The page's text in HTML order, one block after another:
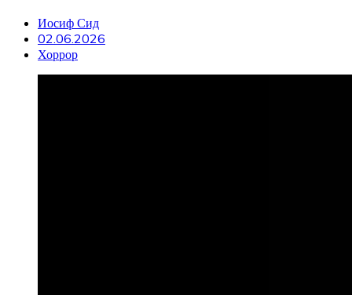
Иосиф Сид
02.06.2026
Хоррор